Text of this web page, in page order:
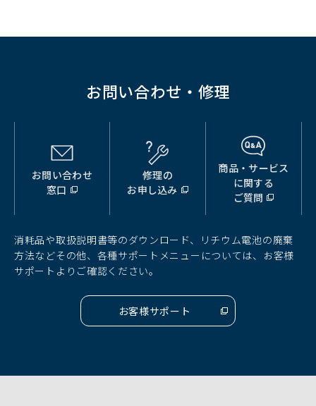
お問い合わせ・修理
お問い合わせ
窓口
（別
ウ
ド
ウ
で
開
修理の
お申し込み
（別
ウ
ド
ウ
で
く）
商品・サービス
に関する
ご質問
（別
ウ
ィ
ド
で
消耗品や取扱説明書等のダウンロード、リチウム電池の廃棄
方法などその他、各種サポートメニューについては、お客様
サポートよりご確認ください。
お客様サポート
（別
ウ
ウ